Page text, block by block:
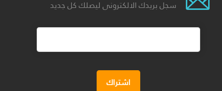
سجل بريدك الالكترونى ليصلك كل جديد